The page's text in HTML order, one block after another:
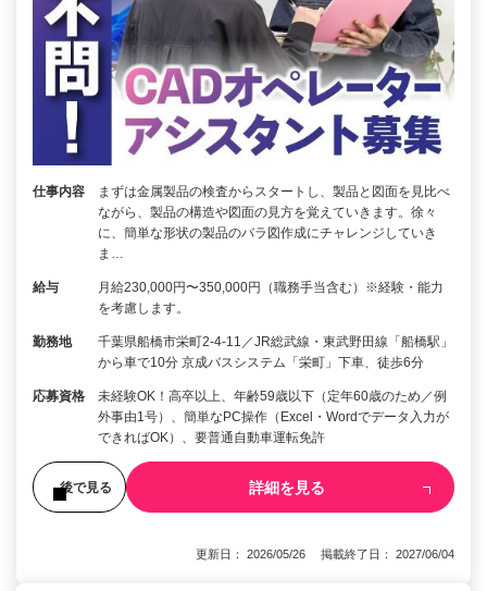
仕事内容
まずは金属製品の検査からスタートし、製品と図面を見比べ
ながら、製品の構造や図面の見方を覚えていきます。徐々
に、簡単な形状の製品のバラ図作成にチャレンジしていき
ま…
給与
月給230,000円〜350,000円（職務手当含む）※経験・能力
を考慮します。
勤務地
千葉県船橋市栄町2-4-11／JR総武線・東武野田線「船橋駅」
から車で10分 京成バスシステム「栄町」下車、徒歩6分
応募資格
未経験OK！高卒以上、年齢59歳以下（定年60歳のため／例
外事由1号）、簡単なPC操作（Excel・Wordでデータ入力が
できればOK）、要普通自動車運転免許
後で見る 詳細を見る
更新日： 2026/05/26 掲載終了日： 2027/06/04